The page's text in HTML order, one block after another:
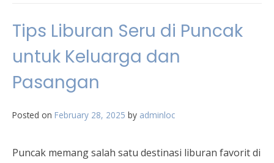
Tips Liburan Seru di Puncak
untuk Keluarga dan
Pasangan
Posted on February 28, 2025 by adminloc
Puncak memang salah satu destinasi liburan favorit di